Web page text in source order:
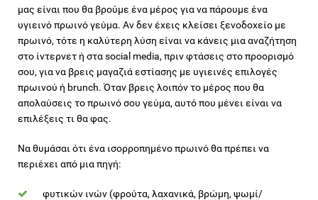
μας είναι που θα βρούμε ένα μέρος για να πάρουμε ένα
υγιεινό πρωινό γεύμα. Αν δεν έχεις κλείσει ξενοδοχείο με
πρωινό, τότε η καλύτερη λύση είναι να κάνεις μια αναζήτηση
στο ίντερνετ ή στα social media, πριν φτάσεις στο προορισμό
σου, για να βρεις μαγαζιά εστίασης με υγιεινές επιλογές
πρωινού ή brunch. Όταν βρεις λοιπόν το μέρος που θα
απολαύσεις το πρωινό σου γεύμα, αυτό που μένει είναι να
επιλέξεις τι θα φας.
Να θυμάσαι ότι ένα ισορροπημένο πρωινό θα πρέπει να
περιέχει από μια πηγή:
φυτικών ινών (φρούτα, λαχανικά, βρώμη, ψωμί/